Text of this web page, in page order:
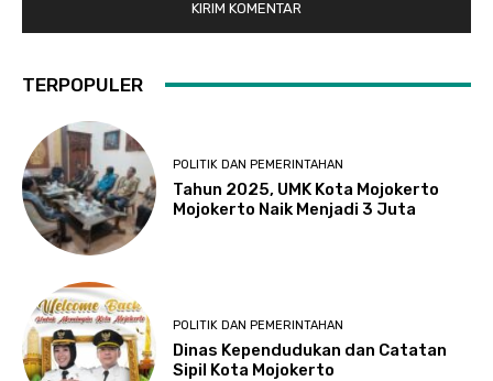
TERPOPULER
POLITIK DAN PEMERINTAHAN
Tahun 2025, UMK Kota Mojokerto
Mojokerto Naik Menjadi 3 Juta
POLITIK DAN PEMERINTAHAN
Dinas Kependudukan dan Catatan
Sipil Kota Mojokerto